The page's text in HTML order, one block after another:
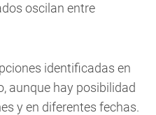
oscilan entre
identificadas en
aunque hay posibilidad
y en diferentes fechas.